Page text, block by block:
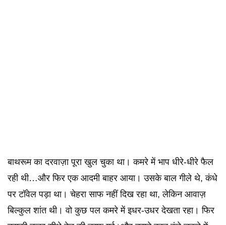
बाथरूम का दरवाज़ा पूरा खुल चुका था। कमरे में भाप धीरे-धीरे फैल
रही थी…और फिर एक आदमी बाहर आया। उसके बाल गीले थे, कंधे
पर टॉवेल पड़ा था। चेहरा साफ नहीं दिख रहा था, लेकिन आवाज़
बिल्कुल शांत थी। वो कुछ पल कमरे में इधर-उधर देखता रहा। फिर